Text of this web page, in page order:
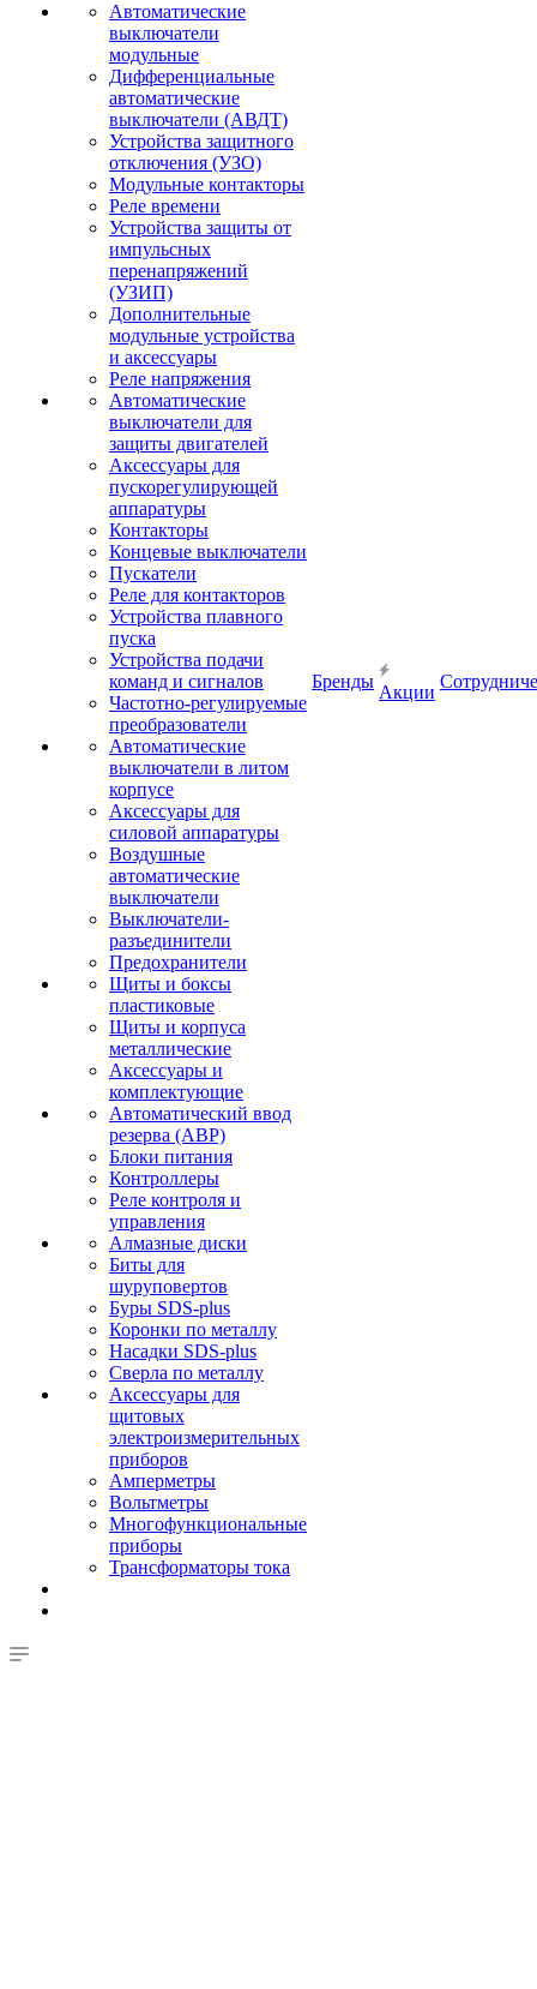
Автоматические
выключатели
модульные
Дифференциальные
автоматические
выключатели (АВДТ)
Устройства защитного
отключения (УЗО)
Модульные контакторы
Реле времени
Устройства защиты от
импульсных
перенапряжений
(УЗИП)
Дополнительные
модульные устройства
и аксессуары
Реле напряжения
Автоматические
выключатели для
защиты двигателей
Аксессуары для
пускорегулирующей
аппаратуры
Контакторы
Концевые выключатели
Пускатели
Реле для контакторов
Устройства плавного
пуска
Устройства подачи
команд и сигналов
Частотно-регулируемые
преобразователи
Автоматические
выключатели в литом
корпусе
Аксессуары для
силовой аппаратуры
Воздушные
автоматические
выключатели
Выключатели-
разъединители
Предохранители
Щиты и боксы
пластиковые
Щиты и корпуса
металлические
Аксессуары и
комплектующие
Автоматический ввод
резерва (АВР)
Блоки питания
Контроллеры
Реле контроля и
управления
Алмазные диски
Биты для
шуруповертов
Буры SDS-plus
Коронки по металлу
Насадки SDS-plus
Сверла по металлу
Аксессуары для
щитовых
электроизмерительных
приборов
Амперметры
Вольтметры
Многофункциональные
приборы
Трансформаторы тока
Бренды
Акции